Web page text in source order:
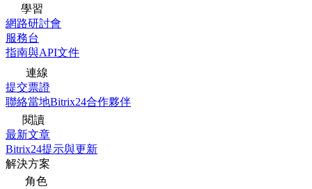
學習
網路研討會
服務台
指南與API文件
連線
提交票證
聯絡當地Bitrix24合作夥伴
閱讀
最新文章
Bitrix24提示與更新
解決方案
角色